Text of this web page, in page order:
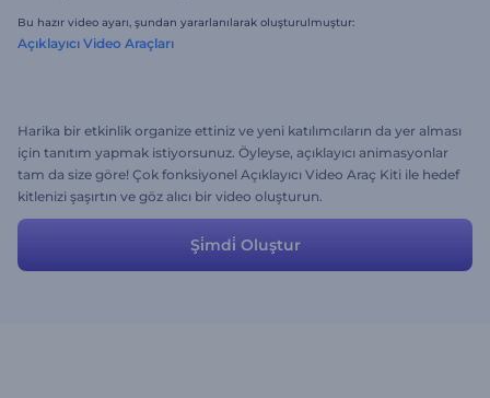
Bu hazır video ayarı, şundan yararlanılarak oluşturulmuştur:
Açıklayıcı Video Araçları
Harika bir etkinlik organize ettiniz ve yeni katılımcıların da yer alması
için tanıtım yapmak istiyorsunuz. Öyleyse, açıklayıcı animasyonlar
tam da size göre! Çok fonksiyonel Açıklayıcı Video Araç Kiti ile hedef
kitlenizi şaşırtın ve göz alıcı bir video oluşturun.
Şi̇mdi̇ Oluştur